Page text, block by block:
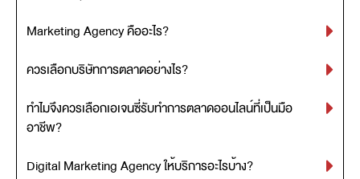
Marketing Agency คืออะไร?
ควรเลือกบริษัทการตลาดอย่างไร?
ทำไมจึงควรเลือกเอเจนซี่รับทำการตลาดออนไลน์ที่เป็นมือ
อาชีพ?
Digital Marketing Agency ให้บริการอะไรบ้าง?